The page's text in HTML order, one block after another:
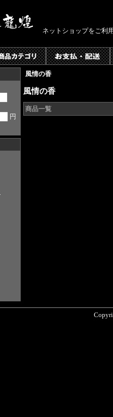
ネットショップをご利
円
風情の香
風情の香
商品一覧